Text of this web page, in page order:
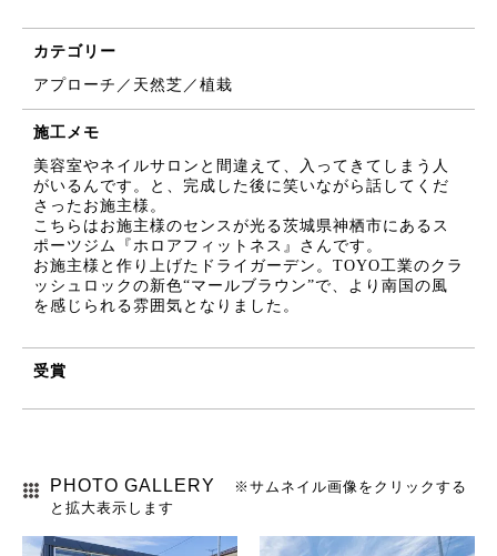
カテゴリー
アプローチ／天然芝／植栽
施工メモ
美容室やネイルサロンと間違えて、入ってきてしまう人
がいるんです。と、完成した後に笑いながら話してくだ
さったお施主様。
こちらはお施主様のセンスが光る茨城県神栖市にあるス
ポーツジム『ホロアフィットネス』さんです。
お施主様と作り上げたドライガーデン。TOYO工業のクラ
ッシュロックの新色“マールブラウン”で、より南国の風
を感じられる雰囲気となりました。
受賞
PHOTO GALLERY
※サムネイル画像をクリックする
と拡大表示します